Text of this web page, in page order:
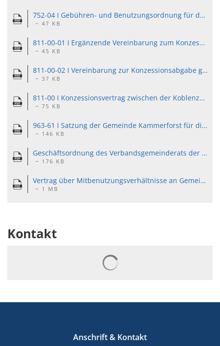
752-04 I Gebühren- und Benutzungsordnung für den Dorfgemeinschaftsraum Kammerforst geändert durch den Beschluss des Ortsgemeinderates vom 04.09.2013..pdf
~ 47 KB
811-00-01 I Ergänzende Vereinbarung zum Konzessionsvertrag Strom vom 10.01.2000..pdf
~ 45 KB
811-00-02 I Vereinbarung zur Konzessionsabgabe gemäß Konzessionsvertrag Strom vom 10.01.2000..pdf
~ 37 KB
811-00 I Konzessionsvertrag zwischen der Koblenzer Elektrizitätswerk und Verkehrs-Aktiengesellschaft und der Gemeinde Kammerforst..pdf
~ 75 KB
963-61 I Satzung der Gemeinde Kammerforst für die Erhebung der Hundesteuer vom 05.12.2014..pdf
~ 146 KB
Geschäftsordnung des Verbandsgemeinderats der Verbandsgemeinde
~ 176 KB
Vertrag über Mitbenutzungsverhältnisse an Gemeindestraßen.pdf
~ 1 MB
Kontakt
Anschrift & Kontakt